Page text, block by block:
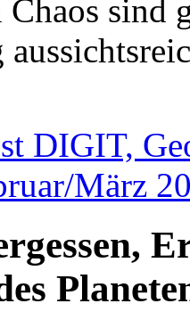
sind
DIGIT,
März